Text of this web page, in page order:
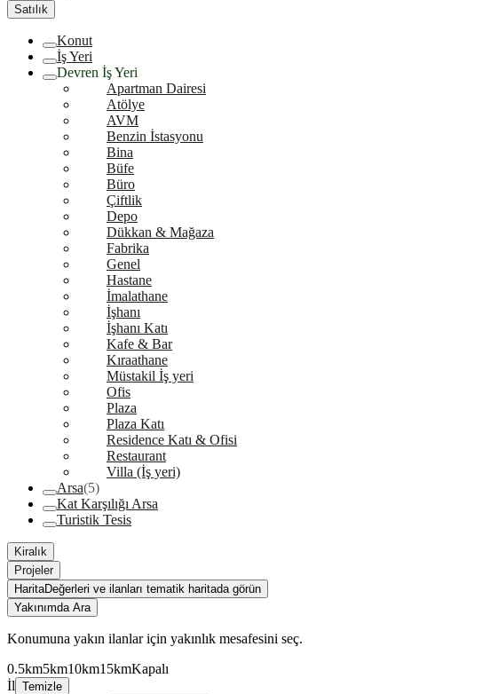
Satılık
Konut
İş Yeri
Devren İş Yeri
Apartman Dairesi
Atölye
AVM
Benzin İstasyonu
Bina
Büfe
Büro
Çiftlik
Depo
Dükkan & Mağaza
Fabrika
Genel
Hastane
İmalathane
İşhanı
İşhanı Katı
Kafe & Bar
Kıraathane
Müstakil İş yeri
Ofis
Plaza
Plaza Katı
Residence Katı & Ofisi
Restaurant
Villa (İş yeri)
Arsa(5)
Kat Karşılığı Arsa
Turistik Tesis
Kiralık
Projeler
HaritaDeğerleri ve ilanları tematik haritada görün
Yakınımda Ara
Konumuna yakın ilanlar için yakınlık mesafesini seç.
0.5km5km10km15kmKapalı
İl Temizle